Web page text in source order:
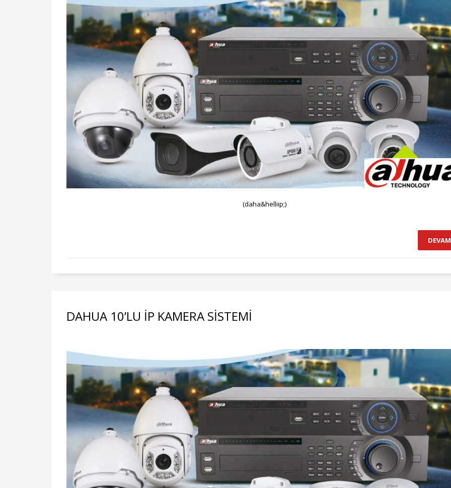
(daha&helliip;)
DAHUA 10’LU İP KAMERA SİSTEMİ